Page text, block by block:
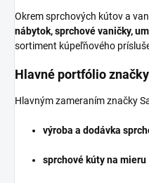
Okrem sprchových kútov a
nábytok, sprchové vaničky,
sortiment kúpeľňového
Hlavné portfólio
Hlavným zameraním značky
výroba a dodávka
sprchové kúty na mieru